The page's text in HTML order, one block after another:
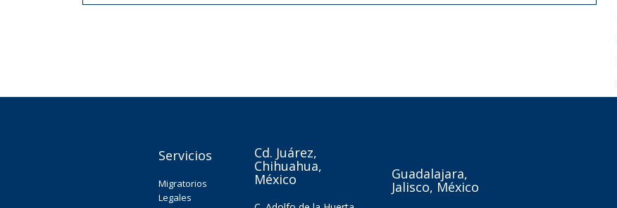
Servicios
Migratorios
Legales
Cd. Juárez,
Chihuahua,
México Guadalajara,
Jalisco, México